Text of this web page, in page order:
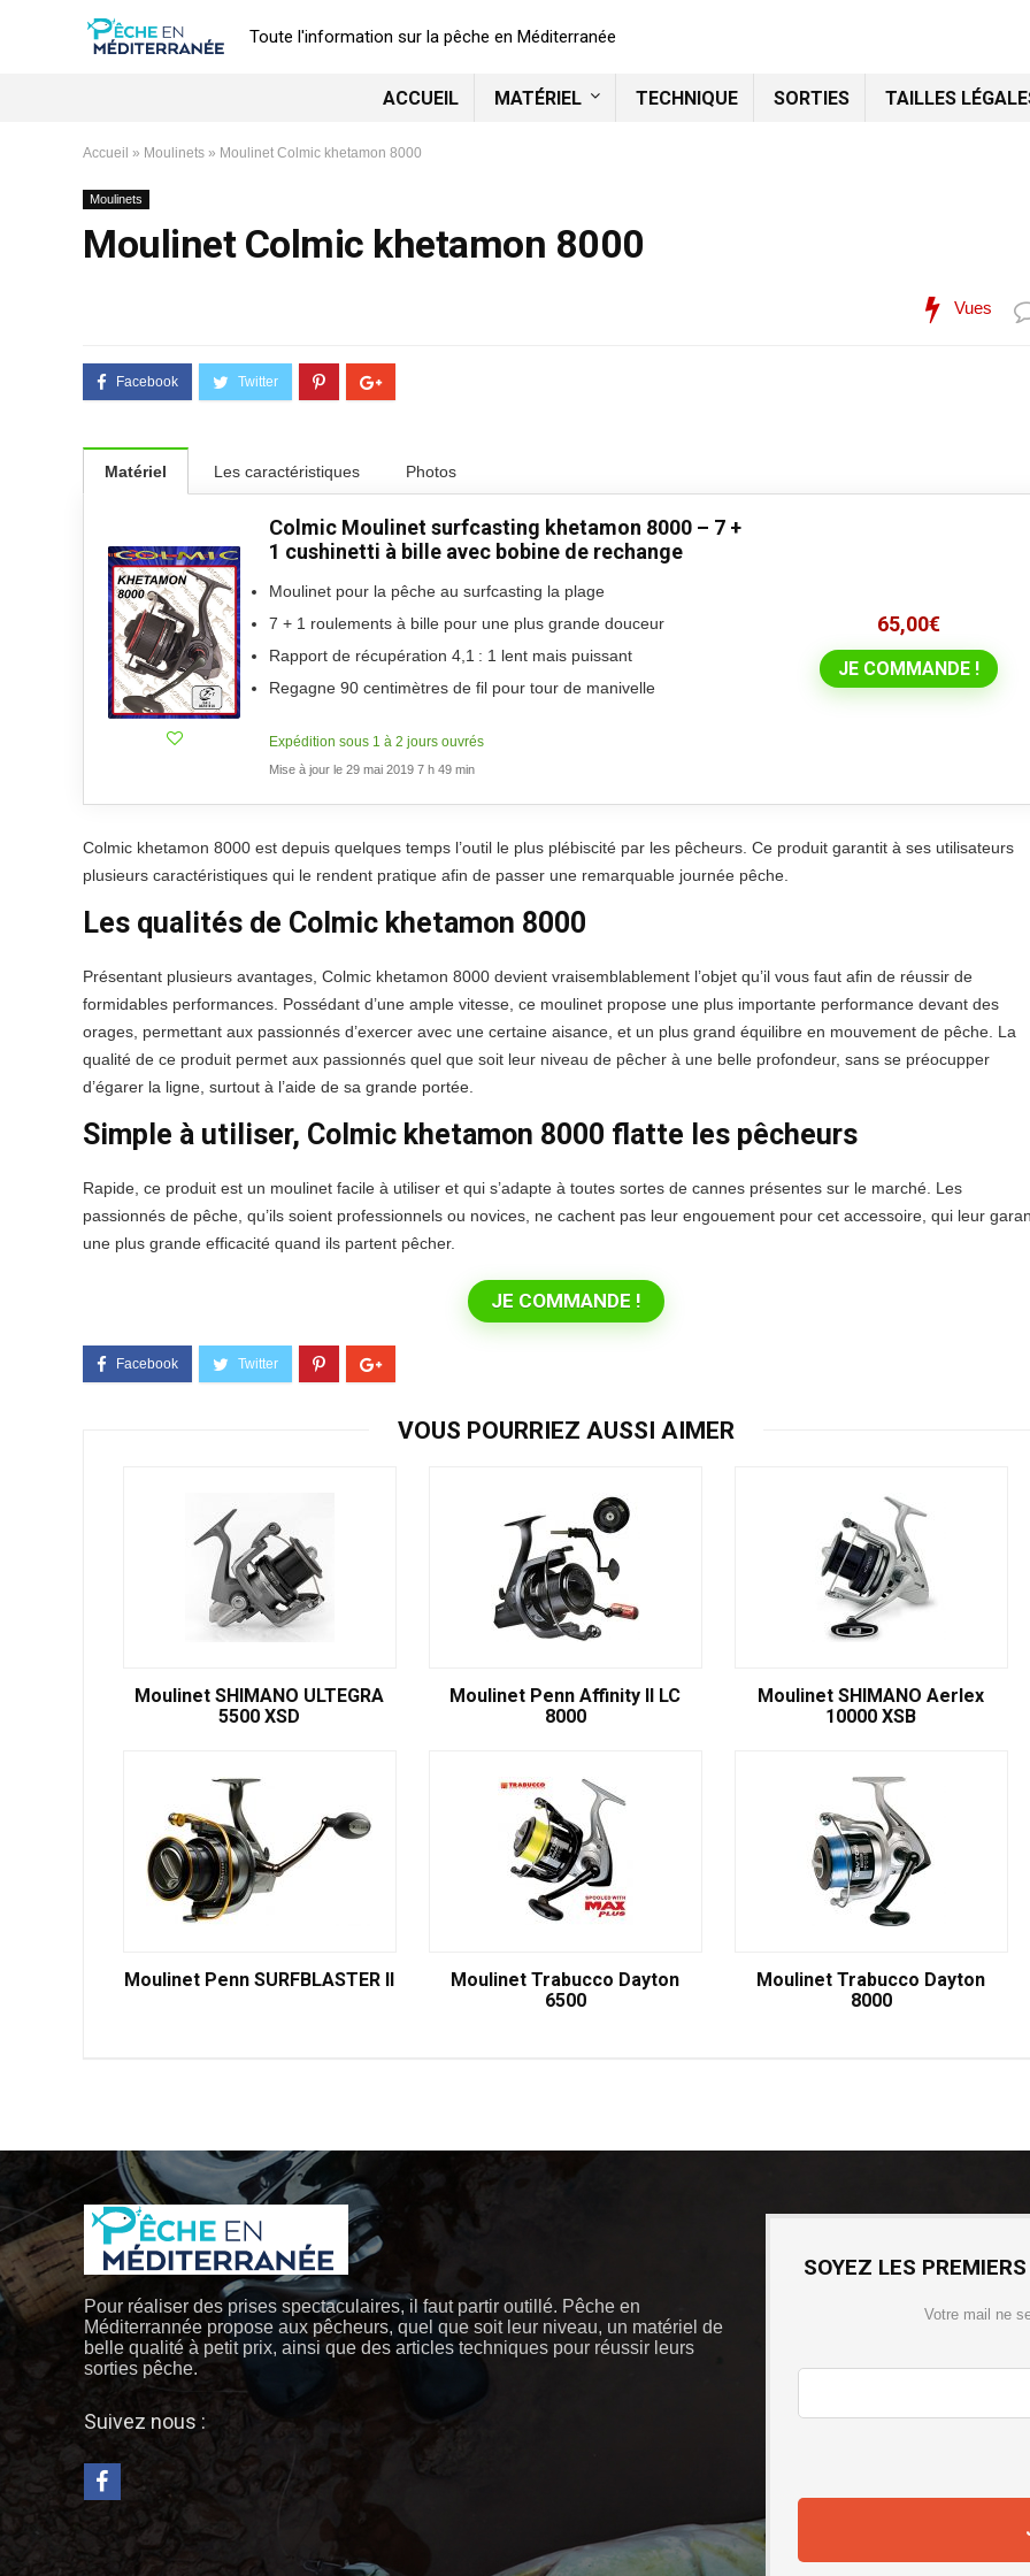
Toute l'information sur la pêche en Méditerranée
ACCUEIL MATÉRIEL TECHNIQUE SORTIES TAILLES
Accueil » Moulinets » Moulinet Colmic khetamon 8000
Moulinets
Moulinet Colmic khetamon 8000
Vues
Matériel Les caractéristiques Photos
Colmic Moulinet surfcasting khetamon 8000 – 7 +
1 cushinetti à bille avec bobine de rechange
Moulinet pour la pêche au surfcasting la plage
7 + 1 roulements à bille pour une plus grande douceur
Rapport de récupération 4,1 : 1 lent mais puissant
Regagne 90 centimètres de fil pour tour de manivelle
Expédition sous 1 à 2 jours ouvrés
Mise à jour le 29 mai 2019 7 h 49 min
65,00€
JE COMMANDE !
Colmic khetamon 8000 est depuis quelques temps l’outil le plus plébiscité par les pêcheurs. Ce produit garantit à ses utilisateurs
plusieurs caractéristiques qui le rendent pratique afin de passer une remarquable journée pêche.
Les qualités de Colmic khetamon 8000
Présentant plusieurs avantages, Colmic khetamon 8000 devient vraisemblablement l’objet qu’il vous faut afin de réussir de
formidables performances. Possédant d’une ample vitesse, ce moulinet propose une plus importante performance devant des
orages, permettant aux passionnés d’exercer avec une certaine aisance, et un plus grand équilibre en mouvement de pêche. La
qualité de ce produit permet aux passionnés quel que soit leur niveau de pêcher à une belle profondeur, sans se préocupper
d’égarer la ligne, surtout à l’aide de sa grande portée.
Simple à utiliser, Colmic khetamon 8000 flatte les pêcheurs
Rapide, ce produit est un moulinet facile à utiliser et qui s’adapte à toutes sortes de cannes présentes sur le marché. Les
passionnés de pêche, qu’ils soient professionnels ou novices, ne cachent pas leur engouement pour cet accessoire, qui leur
une plus grande efficacité quand ils partent pêcher.
JE COMMANDE !
VOUS POURRIEZ AUSSI AIMER
Moulinet SHIMANO ULTEGRA
5500 XSD
Moulinet Penn Affinity II LC
8000
Moulinet SHIMANO Aerlex
10000 XSB
Moulinet Penn SURFBLASTER II
Moulinet Trabucco Dayton
6500
Moulinet Trabucco Dayton
8000
Pour réaliser des prises spectaculaires, il faut partir outillé. Pêche en
Méditerrannée propose aux pêcheurs, quel que soit leur niveau, un matériel de
belle qualité à petit prix, ainsi que des articles techniques pour réussir leurs
sorties pêche.
Suivez nous :
SOYEZ LES
Votre mail ne